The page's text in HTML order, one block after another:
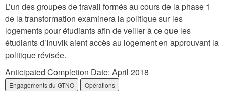
L’un des groupes de travail formés au cours de la phase 1
de la transformation examinera la politique sur les
logements pour étudiants afin de veiller à ce que les
étudiants d’Inuvik aient accès au logement en approuvant la
politique révisée.
Anticipated Completion Date: April 2018
Engagements du GTNO Opérations